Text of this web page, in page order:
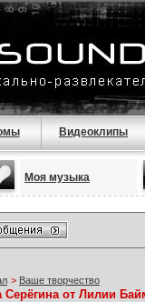
Видеоклипы
Моя музыка
> Ваше творчество
Серёгина от Лилии